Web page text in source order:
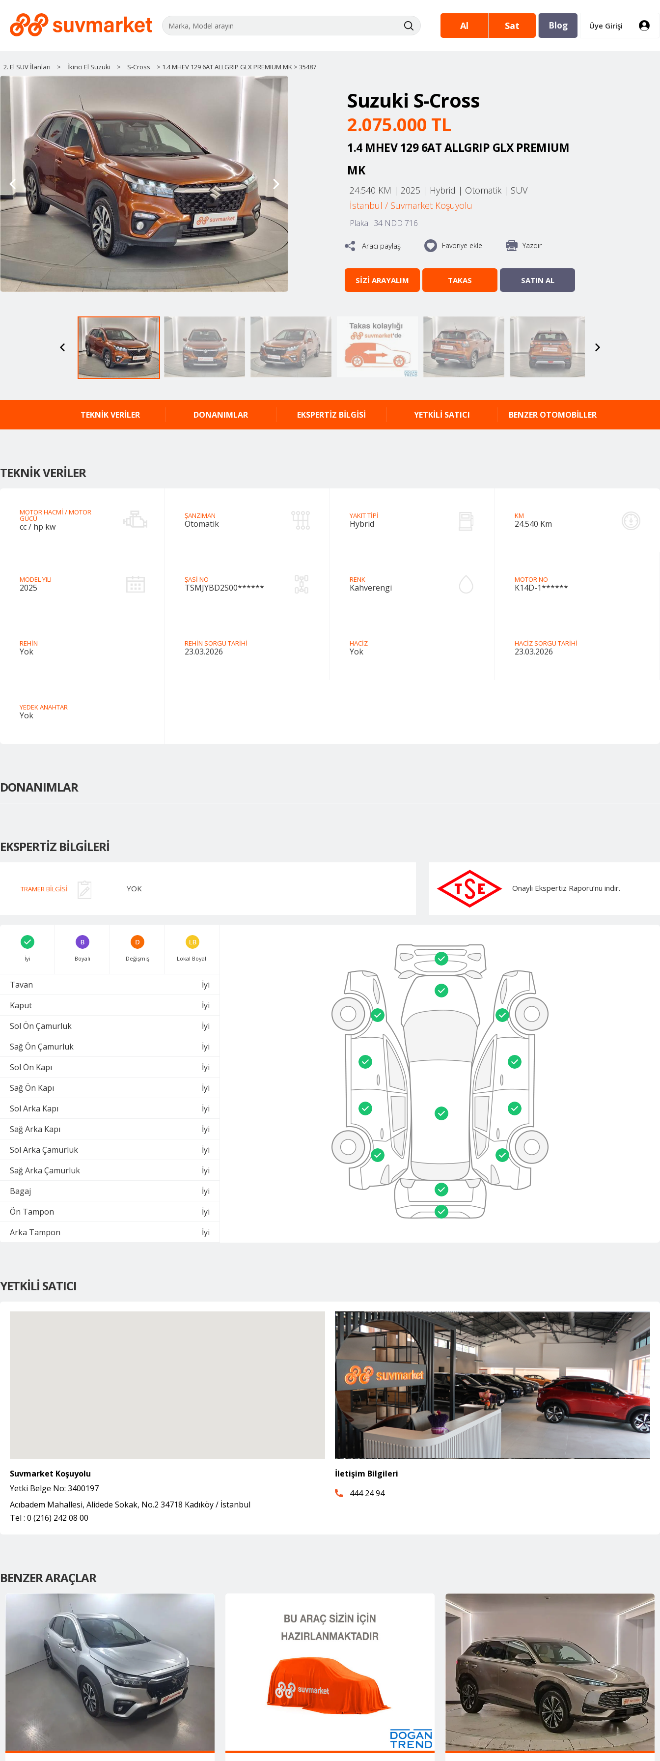
Al Sat Blog Üye Girişi
2. El SUV İlanları > İkinci El Suzuki > S-Cross > 1.4 MHEV 129 6AT ALLGRIP GLX PREMIUM MK > 35487
Suzuki S-Cross
2.075.000 TL
1.4 MHEV 129 6AT ALLGRIP GLX PREMIUM
MK
24.540 KM | 2025 | Hybrid | Otomatik | SUV
İstanbul / Suvmarket Koşuyolu
Plaka : 34 NDD 716
Aracı paylaş Favoriye ekle Yazdır
SİZİ ARAYALIM TAKAS SATIN AL
TEKNİK VERİLER DONANIMLAR EKSPERTİZ BİLGİSİ YETKİLİ SATICI BENZER OTOMOBİLLER
TEKNİK VERİLER
MOTOR HACMİ / MOTOR
GÜCÜ
cc / hp kw
ŞANZIMAN
Otomatik
YAKIT TİPİ
Hybrid
KM
24.540 Km
MODEL YILI
2025
ŞASİ NO
TSMJYBD2S00******
RENK
Kahverengi
MOTOR NO
K14D-1******
REHİN
Yok
REHİN SORGU TARİHİ
23.03.2026
HACİZ
Yok
HACİZ SORGU TARİHİ
23.03.2026
YEDEK ANAHTAR
Yok
DONANIMLAR
EKSPERTİZ BİLGİLERİ
TRAMER BİLGİSİ YOK Onaylı Ekspertiz Raporu‘nu indir.
İyi Boyalı Değişmiş Lokal Boyalı
Tavan
İyi
Kaput
İyi
Sol Ön Çamurluk
İyi
Sağ Ön Çamurluk
İyi
Sol Ön Kapı
İyi
Sağ Ön Kapı
İyi
Sol Arka Kapı
İyi
Sağ Arka Kapı
İyi
Sol Arka Çamurluk
İyi
Sağ Arka Çamurluk
İyi
Bagaj
İyi
Ön Tampon
İyi
Arka Tampon
İyi
YETKİLİ SATICI
Suvmarket Koşuyolu
Yetki Belge No: 3400197
Acıbadem Mahallesi, Alidede Sokak, No.2 34718 Kadıköy / İstanbul
Tel : 0 (216) 242 08 00
İletişim Bilgileri
444 24 94
BENZER ARAÇLAR